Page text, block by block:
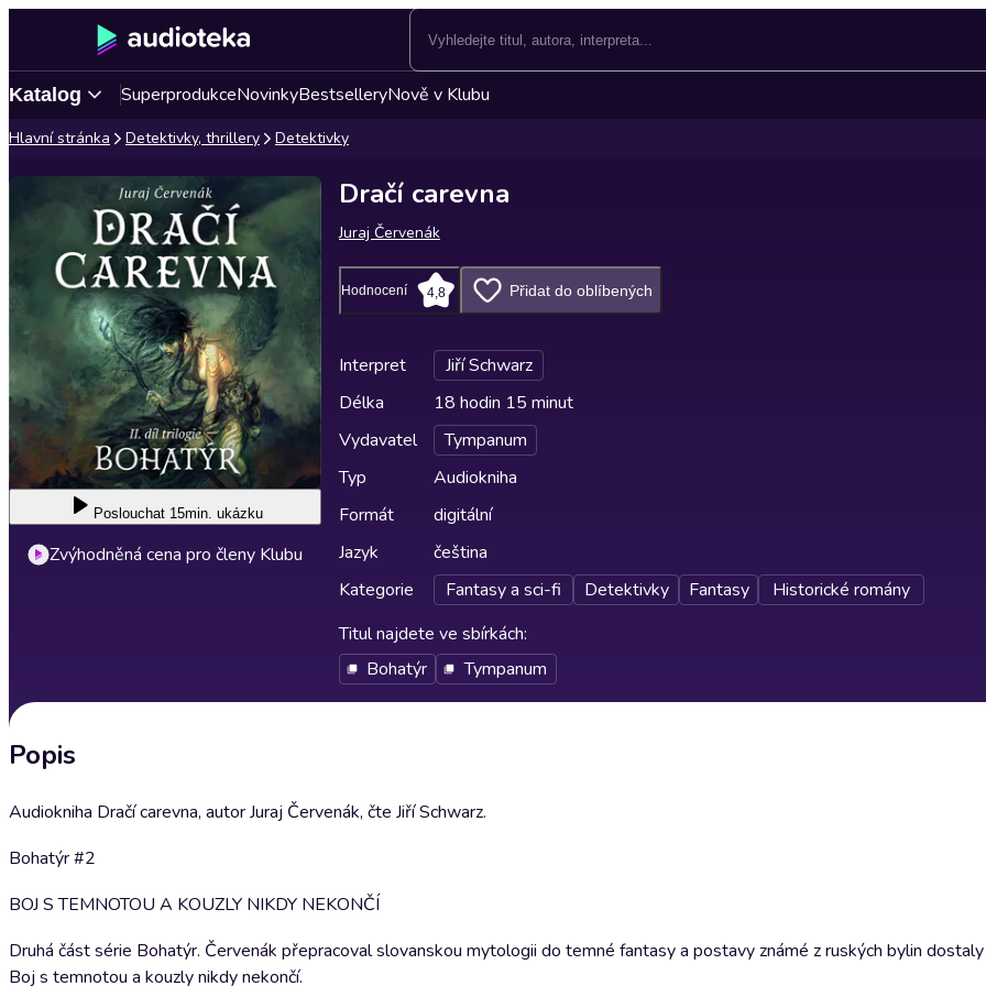
Katalog SuperprodukceNovinkyBestselleryNově v Klubu
Hlavní stránka Detektivky, thrillery Detektivky
Poslouchat 15min. ukázku
Zvýhodněná cena pro členy Klubu
Dračí carevna
Juraj Červenák
Hodnocení 4,8 Přidat do oblíbených
Interpret
Jiří Schwarz
Délka
18 hodin 15 minut
Vydavatel
Tympanum
Typ
Audiokniha
Formát
digitální
Jazyk
čeština
Kategorie
Fantasy a sci-fi Detektivky Fantasy
Historické romány
Titul najdete ve sbírkách:
Bohatýr
Tympanum
Popis
Audiokniha Dračí carevna, autor Juraj Červenák, čte Jiří Schwarz.
Bohatýr #2
BOJ S TEMNOTOU A KOUZLY NIKDY NEKONČÍ
Druhá část série Bohatýr. Červenák přepracoval slovanskou mytologii do temné fantasy a postavy známé z ruských bylin
Boj s temnotou a kouzly nikdy nekončí.